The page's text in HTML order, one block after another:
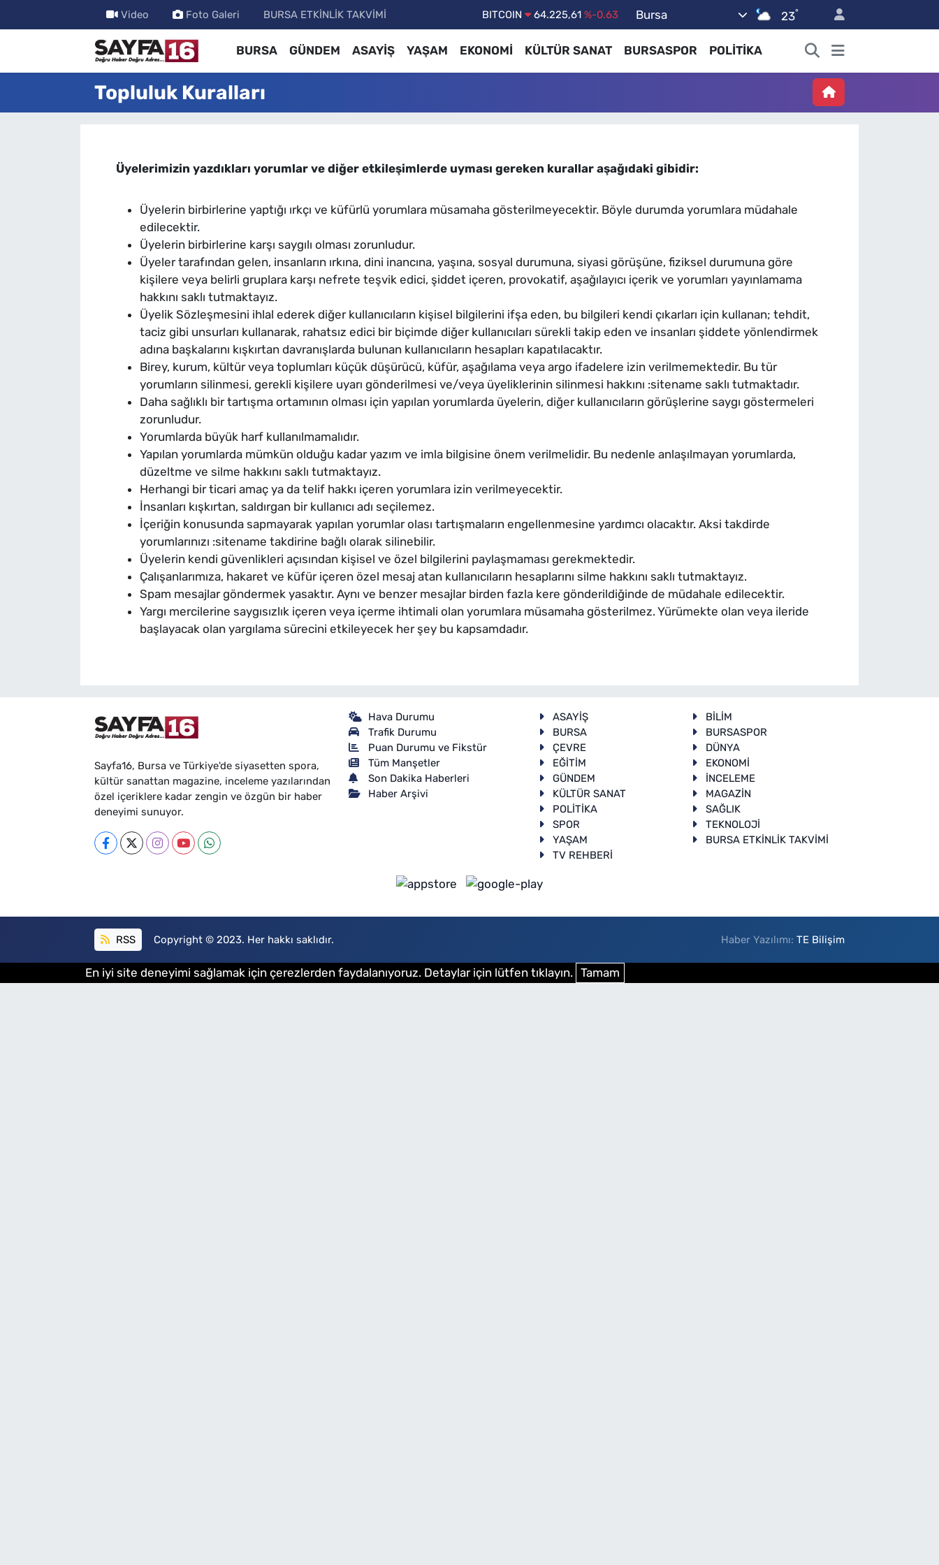
Video Foto Galeri BURSA ETKİNLİK TAKVİMİ BITCOIN 64.225,61 %-0.63
GRAM ALTIN
6510.40 %0.45
Bursa 23°
BURSA GÜNDEM ASAYİŞ YAŞAM EKONOMİ KÜLTÜR SANAT BURSASPOR POLİTİKA
Topluluk Kuralları
Üyelerimizin yazdıkları yorumlar ve diğer etkileşimlerde uyması gereken kurallar aşağıdaki gibidir:
Üyelerin birbirlerine yaptığı ırkçı ve küfürlü yorumlara müsamaha gösterilmeyecektir. Böyle durumda yorumlara müdahale
edilecektir.
Üyelerin birbirlerine karşı saygılı olması zorunludur.
Üyeler tarafından gelen, insanların ırkına, dini inancına, yaşına, sosyal durumuna, siyasi görüşüne, fiziksel durumuna göre
kişilere veya belirli gruplara karşı nefrete teşvik edici, şiddet içeren, provokatif, aşağılayıcı içerik ve yorumları yayınlamama
hakkını saklı tutmaktayız.
Üyelik Sözleşmesini ihlal ederek diğer kullanıcıların kişisel bilgilerini ifşa eden, bu bilgileri kendi çıkarları için kullanan; tehdit,
taciz gibi unsurları kullanarak, rahatsız edici bir biçimde diğer kullanıcıları sürekli takip eden ve insanları şiddete yönlendirmek
adına başkalarını kışkırtan davranışlarda bulunan kullanıcıların hesapları kapatılacaktır.
Birey, kurum, kültür veya toplumları küçük düşürücü, küfür, aşağılama veya argo ifadelere izin verilmemektedir. Bu tür
yorumların silinmesi, gerekli kişilere uyarı gönderilmesi ve/veya üyeliklerinin silinmesi hakkını :sitename saklı tutmaktadır.
Daha sağlıklı bir tartışma ortamının olması için yapılan yorumlarda üyelerin, diğer kullanıcıların görüşlerine saygı göstermeleri
zorunludur.
Yorumlarda büyük harf kullanılmamalıdır.
Yapılan yorumlarda mümkün olduğu kadar yazım ve imla bilgisine önem verilmelidir. Bu nedenle anlaşılmayan yorumlarda,
düzeltme ve silme hakkını saklı tutmaktayız.
Herhangi bir ticari amaç ya da telif hakkı içeren yorumlara izin verilmeyecektir.
İnsanları kışkırtan, saldırgan bir kullanıcı adı seçilemez.
İçeriğin konusunda sapmayarak yapılan yorumlar olası tartışmaların engellenmesine yardımcı olacaktır. Aksi takdirde
yorumlarınızı :sitename takdirine bağlı olarak silinebilir.
Üyelerin kendi güvenlikleri açısından kişisel ve özel bilgilerini paylaşmaması gerekmektedir.
Çalışanlarımıza, hakaret ve küfür içeren özel mesaj atan kullanıcıların hesaplarını silme hakkını saklı tutmaktayız.
Spam mesajlar göndermek yasaktır. Aynı ve benzer mesajlar birden fazla kere gönderildiğinde de müdahale edilecektir.
Yargı mercilerine saygısızlık içeren veya içerme ihtimali olan yorumlara müsamaha gösterilmez. Yürümekte olan veya ileride
başlayacak olan yargılama sürecini etkileyecek her şey bu kapsamdadır.
Sayfa16, Bursa ve Türkiye'de siyasetten spora,
kültür sanattan magazine, inceleme yazılarından
özel içeriklere kadar zengin ve özgün bir haber
deneyimi sunuyor.
Hava Durumu
Trafik Durumu
Puan Durumu ve Fikstür
Tüm Manşetler
Son Dakika Haberleri
Haber Arşivi
ASAYİŞ
BİLİM
BURSA
BURSASPOR
ÇEVRE
DÜNYA
EĞİTİM
EKONOMİ
GÜNDEM
İNCELEME
KÜLTÜR SANAT
MAGAZİN
POLİTİKA
SAĞLIK
SPOR
TEKNOLOJİ
YAŞAM
BURSA ETKİNLİK TAKVİMİ
TV REHBERİ
RSS Copyright © 2023. Her hakkı saklıdır. Haber Yazılımı:TE Bilişim
En iyi site deneyimi sağlamak için çerezlerden faydalanıyoruz. Detaylar için lütfen tıklayın. Tamam
ÖZEL HABER
İNCELEME
Hava Durumu
Trafik Durumu
Tüm Manşetler